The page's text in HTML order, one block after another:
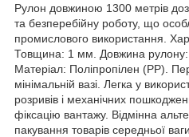
Рулон довжиною 1300 метрів
та безперебійну роботу, що
промислового використання.
Товщина: 1 мм. Довжина рулону:
Матеріал: Поліпропілен (PP).
мінімальній вазі. Легка у
розривів і механічних
фіксацію вантажу. Відмінна
пакування товарів середньої